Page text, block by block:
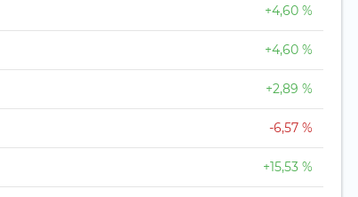
+4,60 %
+4,60 %
+2,89 %
-6,57 %
+15,53 %